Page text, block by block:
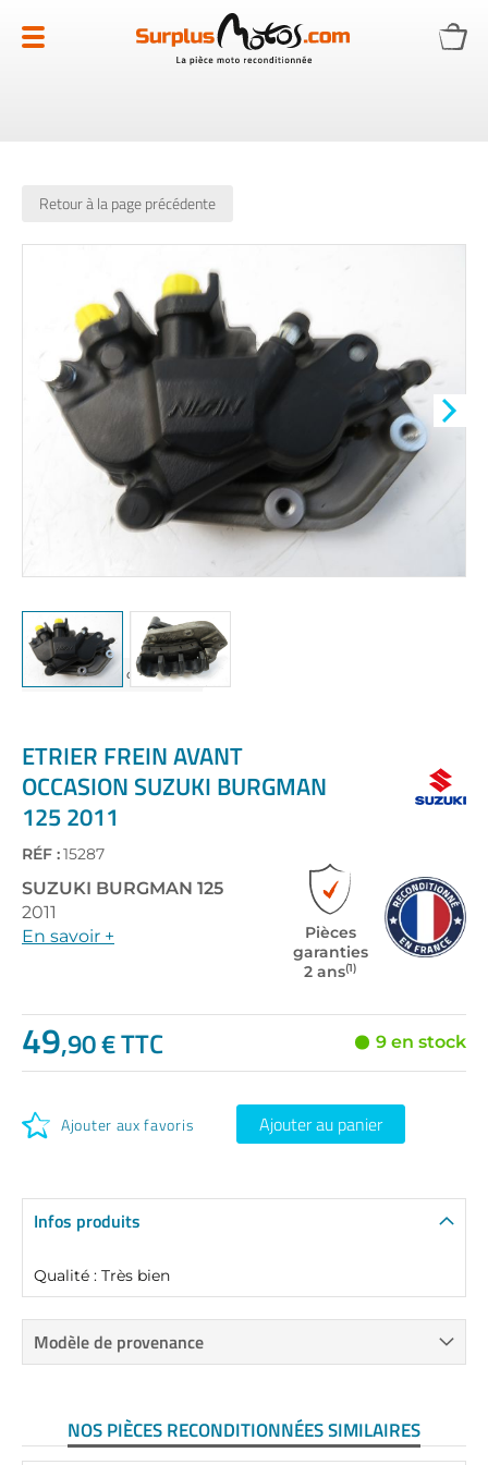
au
contenu
Retour à la page précédente
images
gallery
the
beginning
of
the
images
gallery
ETRIER FREIN AVANT
OCCASION SUZUKI BURGMAN
125 2011
RÉF :15287
SUZUKI BURGMAN 125
2011
En savoir +
Pièces
garanties
2 ans(1)
49,90 € TTC 9 en stock
Ajouter aux favoris Ajouter au panier
Infos produits
Qualité : Très bien
Modèle de provenance
NOS PIÈCES RECONDITIONNÉES SIMILAIRES